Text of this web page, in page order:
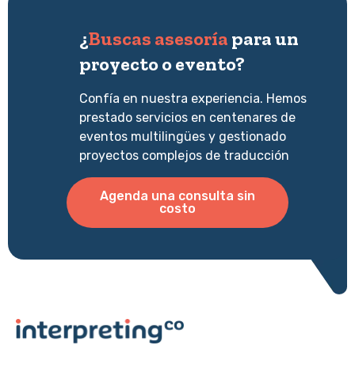
¿Buscas asesoría para un
proyecto o evento?
Confía en nuestra experiencia. Hemos
prestado servicios en centenares de
eventos multilingües y gestionado
proyectos complejos de traducción
Agenda una consulta sin
costo